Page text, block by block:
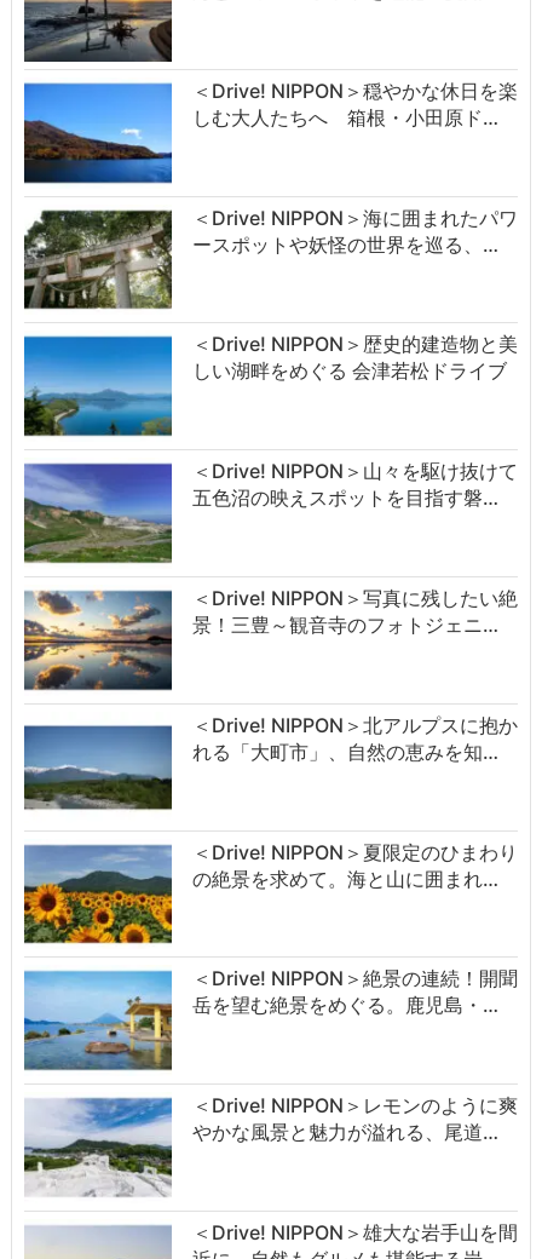
＜Drive! NIPPON＞穏やかな休日を楽
しむ大人たちへ 箱根・小田原ド…
＜Drive! NIPPON＞海に囲まれたパワ
ースポットや妖怪の世界を巡る、…
＜Drive! NIPPON＞歴史的建造物と美
しい湖畔をめぐる 会津若松ドライブ
＜Drive! NIPPON＞山々を駆け抜けて
五色沼の映えスポットを目指す磐…
＜Drive! NIPPON＞写真に残したい絶
景！三豊～観音寺のフォトジェニ…
＜Drive! NIPPON＞北アルプスに抱か
れる「大町市」、自然の恵みを知…
＜Drive! NIPPON＞夏限定のひまわり
の絶景を求めて。海と山に囲まれ…
＜Drive! NIPPON＞絶景の連続！開聞
岳を望む絶景をめぐる。鹿児島・…
＜Drive! NIPPON＞レモンのように爽
やかな風景と魅力が溢れる、尾道…
＜Drive! NIPPON＞雄大な岩手山を間